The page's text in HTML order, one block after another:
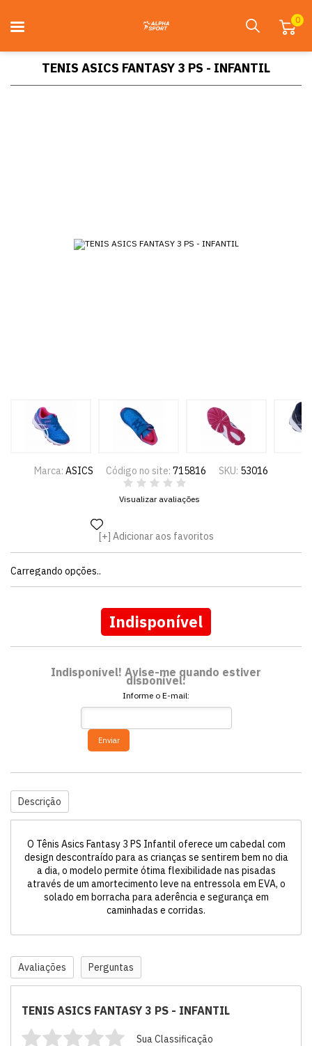
0
TENIS ASICS FANTASY 3 PS - INFANTIL
Marca: ASICS Código no site: 715816 SKU: 53016
Visualizar avaliações
Adicionar aos favoritos
Carregando opções..
Indisponível
Indisponível! Avise-me quando estiver
disponível:
Informe o E-mail:
Enviar
Descrição
O Tênis Asics Fantasy 3 PS Infantil oferece um cabedal com
design descontraído para as crianças se sentirem bem no dia
a dia, o modelo permite ótima flexibilidade nas pisadas
através de um amortecimento leve na entressola em EVA, o
solado em borracha para aderência e segurança em
caminhadas e corridas.
Avaliações Perguntas
TENIS ASICS FANTASY 3 PS - INFANTIL
Sua Classificação